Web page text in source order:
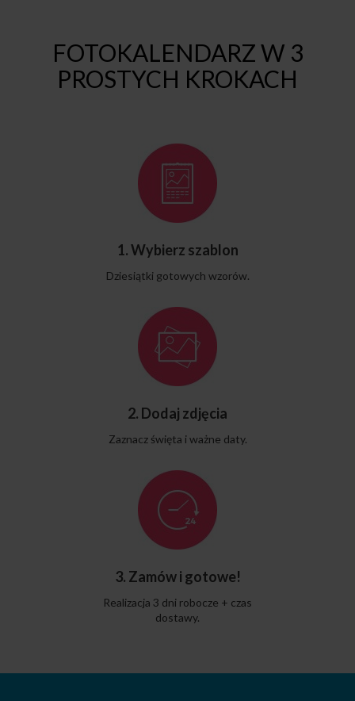
FOTOKALENDARZ W 3
PROSTYCH KROKACH
1. Wybierz szablon
Dziesiątki gotowych wzorów.
2. Dodaj zdjęcia
Zaznacz święta i ważne daty.
3. Zamów i gotowe!
Realizacja 3 dni robocze + czas
dostawy.